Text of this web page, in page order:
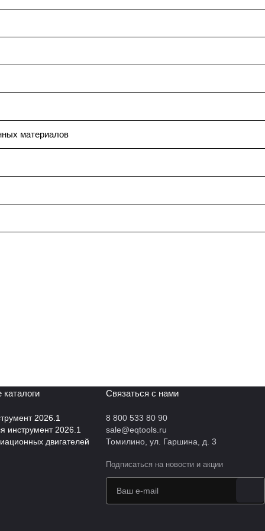
материалов
2026.1
2026.1
двигателей
Связаться с нами
8 800 533 80 90
sale@eqtools.ru
Томилино, ул. Гаршина, д. 3
Подписаться на новости и акции